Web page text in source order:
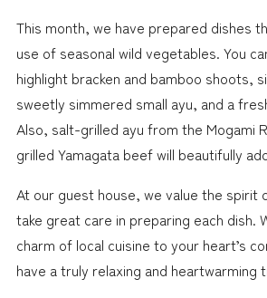
This month, we have prepared dishes
use of seasonal wild vegetables. You
highlight bracken and bamboo shoots,
sweetly simmered small ayu, and a
Also, salt-grilled ayu from the Mogami
grilled Yamagata beef will beautifully
At our guest house, we value the spirit
take great care in preparing each dish.
charm of local cuisine to your heart’s
have a truly relaxing and heartwarming